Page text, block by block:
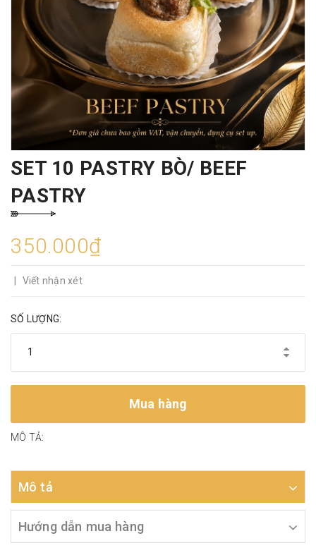
SET 10 PASTRY BÒ/ BEEF
PASTRY
350.000₫
Viết nhận xét
SỐ LƯỢNG:
Mua hàng
MÔ TẢ:
Mô tả
Hướng dẫn mua hàng